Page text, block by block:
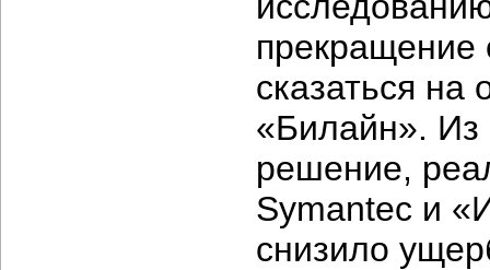
прекращение
сказаться на
«Билайн». Из
решение,
Symantec и
снизило